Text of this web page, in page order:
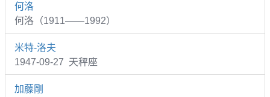
何洛
何洛（1911——1992）
米特-洛夫
1947-09-27 天秤座
加藤剛